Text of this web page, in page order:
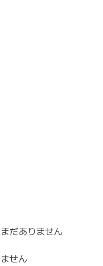
だありません
せん